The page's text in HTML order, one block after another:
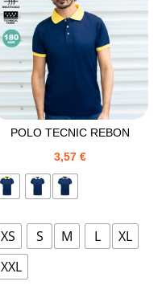
POLO TECNIC REBON
3,57 €
XS S M L
XL
XXL